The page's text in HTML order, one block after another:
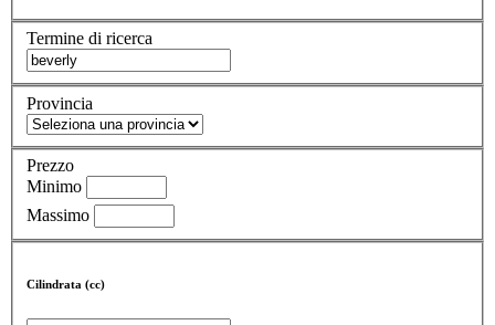
Termine di ricerca
Provincia
Prezzo
Minimo
Massimo
Cilindrata (cc)